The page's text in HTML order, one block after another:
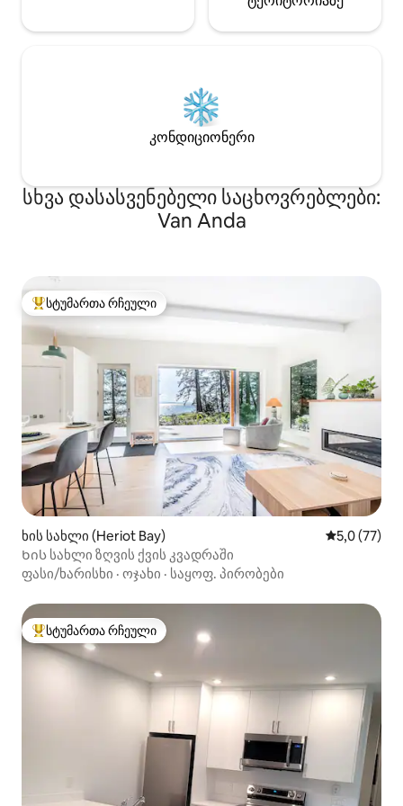
კონდიციონერი
სხვა დასასვენებელი საცხოვრებლები:
Van Anda
სტუმართა რჩეული მოწინავე ვარიანტი
სტუმართა რჩეული
ხის სახლი (Heriot Bay) საშუალო
5,0 (77)
Ხის სახლი ზღვის ქვის კვადრაში
ფასი/ხარისხი · ოჯახი · საყოფ. პირობები
სტუმართა რჩეული მოწინავე ვარიანტი
სტუმართა რჩეული